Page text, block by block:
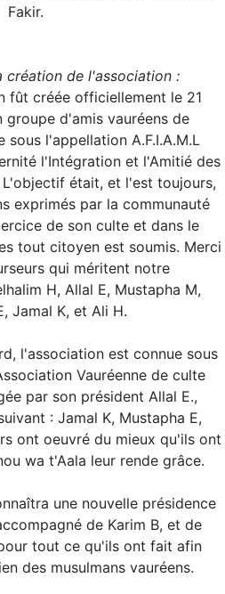
Fakir.
création de l'association :
fût créée officiellement le 21
d'amis vauréens de
sous l'appellation A.F.I.A.M.L
l'Intégration et l'Amitié des
était, et l'est toujours,
exprimés par la communauté
de son culte et dans le
tout citoyen est soumis. Merci
qui méritent notre
H, Allal E, Mustapha M,
Jamal K, et Ali H.
l'association est connue sous
Vauréenne de culte
par son président Allal E.,
: Jamal K, Mustapha E,
ont oeuvré du mieux qu'ils ont
wa t'Aala leur rende grâce.
une nouvelle présidence
de Karim B, et de
tout ce qu'ils ont fait afin
des musulmans vauréens.